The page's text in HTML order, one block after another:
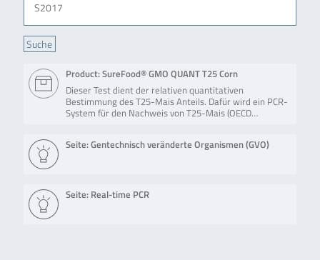
Product: SureFood® GMO QUANT T25 Corn
Dieser Test dient der relativen quantitativen
Bestimmung des T25-Mais Anteils. Dafür wird ein PCR-
System für den Nachweis von T25-Mais (OECD…
Seite: Gentechnisch veränderte Organismen (GVO)
Seite: Real-time PCR